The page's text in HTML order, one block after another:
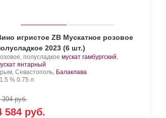
игристое ZB Мускатное розовое
2023 (6 шт.)
полусладкое .
винограда:
мускат гамбургский,
янтарный.
Севастополь, Балаклава
%. Объем
0.75 л
584 руб.
394 руб.